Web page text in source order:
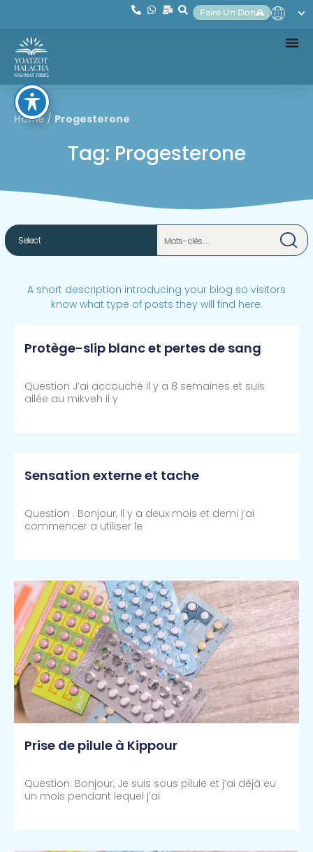
Faire Un Don
Home/ Progesterone
Tag: Progesterone
A short description introducing your blog so visitors
know what type of posts they will find here.
Protège-slip blanc et pertes de sang
Question J’ai accouché il y a 8 semaines et suis
allée au mikveh il y
Sensation externe et tache
Question : Bonjour, Il y a deux mois et demi j’ai
commencer a utiliser le
Prise de pilule à Kippour
Question: Bonjour, Je suis sous pilule et j’ai déjà eu
un mois pendant lequel j’ai